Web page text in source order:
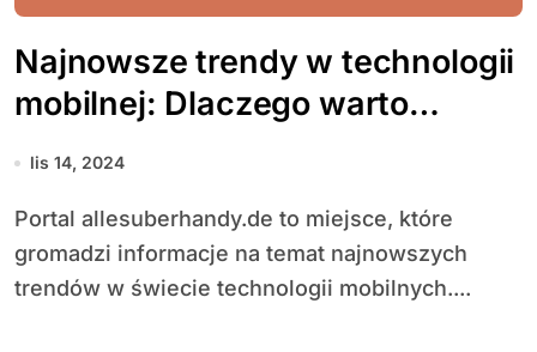
Najnowsze trendy w technologii
mobilnej: Dlaczego warto
odwiedzić portal
lis 14, 2024
Portal allesuberhandy.de to miejsce, które
gromadzi informacje na temat najnowszych
trendów w świecie technologii mobilnych....